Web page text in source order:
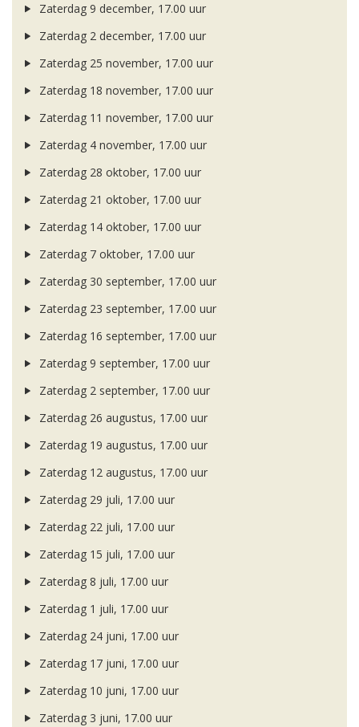
Zaterdag 9 december, 17.00 uur
Zaterdag 2 december, 17.00 uur
Zaterdag 25 november, 17.00 uur
Zaterdag 18 november, 17.00 uur
Zaterdag 11 november, 17.00 uur
Zaterdag 4 november, 17.00 uur
Zaterdag 28 oktober, 17.00 uur
Zaterdag 21 oktober, 17.00 uur
Zaterdag 14 oktober, 17.00 uur
Zaterdag 7 oktober, 17.00 uur
Zaterdag 30 september, 17.00 uur
Zaterdag 23 september, 17.00 uur
Zaterdag 16 september, 17.00 uur
Zaterdag 9 september, 17.00 uur
Zaterdag 2 september, 17.00 uur
Zaterdag 26 augustus, 17.00 uur
Zaterdag 19 augustus, 17.00 uur
Zaterdag 12 augustus, 17.00 uur
Zaterdag 29 juli, 17.00 uur
Zaterdag 22 juli, 17.00 uur
Zaterdag 15 juli, 17.00 uur
Zaterdag 8 juli, 17.00 uur
Zaterdag 1 juli, 17.00 uur
Zaterdag 24 juni, 17.00 uur
Zaterdag 17 juni, 17.00 uur
Zaterdag 10 juni, 17.00 uur
Zaterdag 3 juni, 17.00 uur